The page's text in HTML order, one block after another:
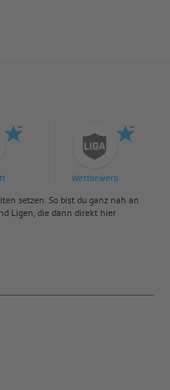
Wettbewerb
setzen. So bist du ganz nah an
Ligen, die dann direkt hier